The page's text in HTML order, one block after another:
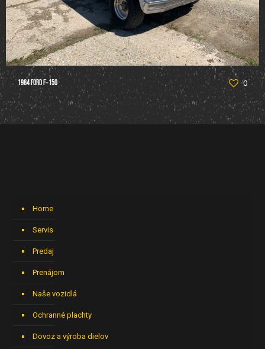
1984 Ford F‑150 0
Home
Servis
Predaj
Prenájom
Naše vozidlá
Ochranné plachty
Dovoz a výroba dielov